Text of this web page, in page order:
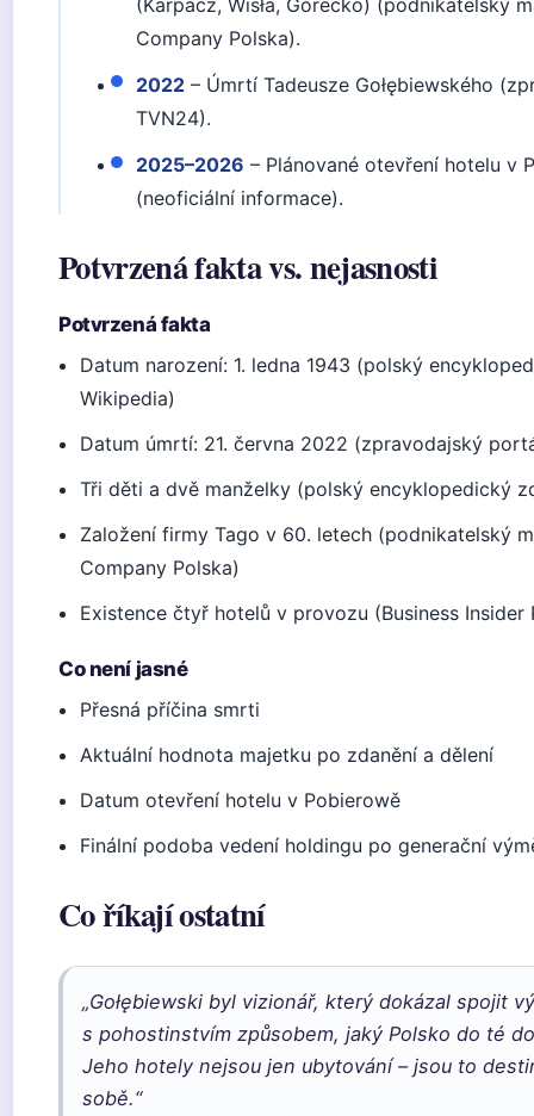
Company Polska).
2022 – Úmrtí Tadeusze Gołębiewského
TVN24).
2025–2026 – Plánované otevření hotelu v
(neoficiální informace).
Potvrzená fakta vs. nejasnosti
Potvrzená fakta
Datum narození: 1. ledna 1943 (polský
Wikipedia)
Datum úmrtí: 21. června 2022 (zpravodajský
Tři děti a dvě manželky (polský encyklopedický
Založení firmy Tago v 60. letech (podnikatelský
Company Polska)
Existence čtyř hotelů v provozu (Business Insider
Co není jasné
Přesná příčina smrti
Aktuální hodnota majetku po zdanění a dělení
Datum otevření hotelu v Pobierowě
Finální podoba vedení holdingu po generační
Co říkají ostatní
„Gołębiewski byl vizionář, který dokázal spojit
s pohostinstvím způsobem, jaký Polsko do té
Jeho hotely nejsou jen ubytování – jsou to
sobě.“